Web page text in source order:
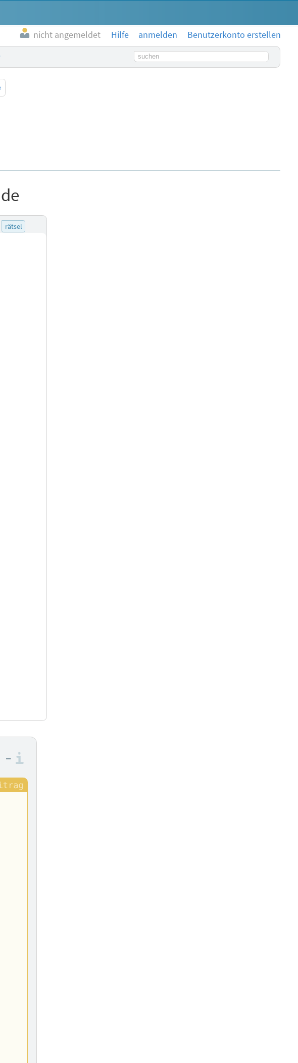
nicht angemeldet Hilfe anmelden
Benutzerkonto erstellen
Suchbegriff
rätsel
–